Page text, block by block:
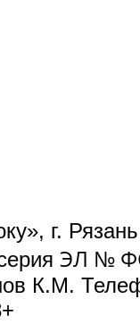
г.
ЭЛ №
К.М.
mail)